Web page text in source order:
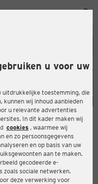
u voor uw
uitdrukkelijke toestemming, die
wij inhoud aanbieden
u relevante advertenties
In dit kader maken wij
cookies , waarmee wij
en zo persoonsgegevens
en op basis van uw
aan te maken.
gecodeerde e-
sociale netwerken.
deze verwerking voor
WINKEL
Str. 11